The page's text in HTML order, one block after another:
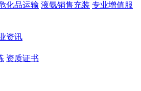
化品运输 液氨销售充装 专业增值服
资讯
资质证书